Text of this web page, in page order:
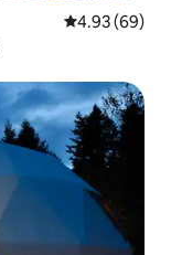
レビュー69
4.93 (69)